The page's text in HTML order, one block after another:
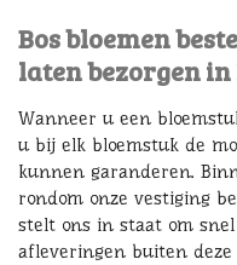
Bos bloemen
laten bezorgen
Wanneer u een
u bij elk bloemstuk de
kunnen garanderen.
rondom onze vestiging
stelt ons in staat om
afleveringen buiten